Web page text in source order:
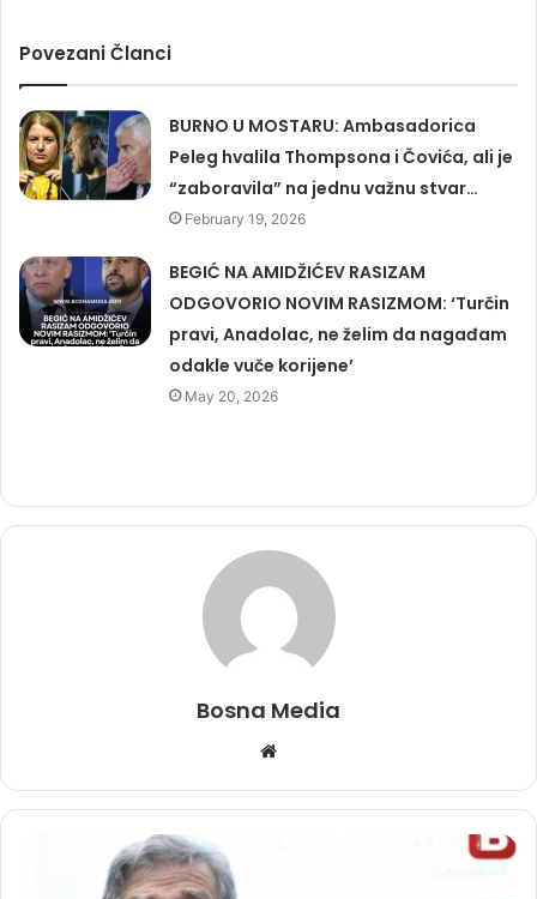
Povezani Članci
BURNO U MOSTARU: Ambasadorica
Peleg hvalila Thompsona i Čovića, ali je
“zaboravila” na jednu važnu stvar…
February 19, 2026
BEGIĆ NA AMIDŽIĆEV RASIZAM
ODGOVORIO NOVIM RASIZMOM: ‘Turčin
pravi, Anadolac, ne želim da nagađam
odakle vuče korijene’
May 20, 2026
Bosna Media
Website